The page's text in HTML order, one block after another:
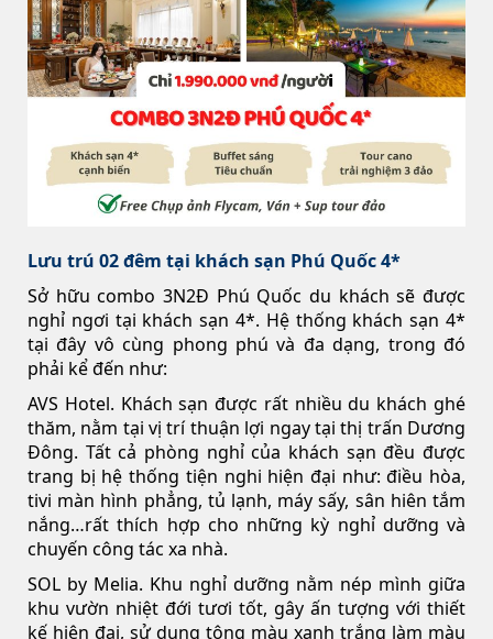
Lưu trú 02 đêm tại khách sạn Phú Quốc 4*
Sở hữu combo 3N2Đ Phú Quốc du khách sẽ được
nghỉ ngơi tại khách sạn 4*. Hệ thống khách sạn 4*
tại đây vô cùng phong phú và đa dạng, trong đó
phải kể đến như:
AVS Hotel. Khách sạn được rất nhiều du khách ghé
thăm, nằm tại vị trí thuận lợi ngay tại thị trấn Dương
Đông. Tất cả phòng nghỉ của khách sạn đều được
trang bị hệ thống tiện nghi hiện đại như: điều hòa,
tivi màn hình phẳng, tủ lạnh, máy sấy, sân hiên tắm
nắng…rất thích hợp cho những kỳ nghỉ dưỡng và
chuyến công tác xa nhà.
SOL by Melia. Khu nghỉ dưỡng nằm nép mình giữa
khu vườn nhiệt đới tươi tốt, gây ấn tượng với thiết
kế hiện đại, sử dụng tông màu xanh trắng làm màu